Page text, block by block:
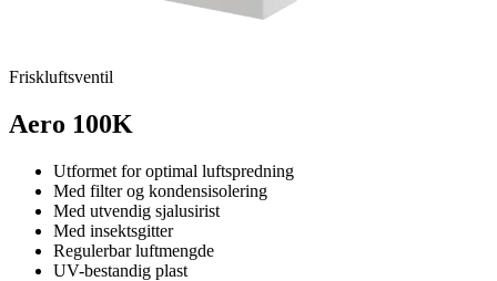
Friskluftsventil
Aero 100K
Utformet for optimal luftspredning
Med filter og kondensisolering
Med utvendig sjalusirist
Med insektsgitter
Regulerbar luftmengde
UV-bestandig plast